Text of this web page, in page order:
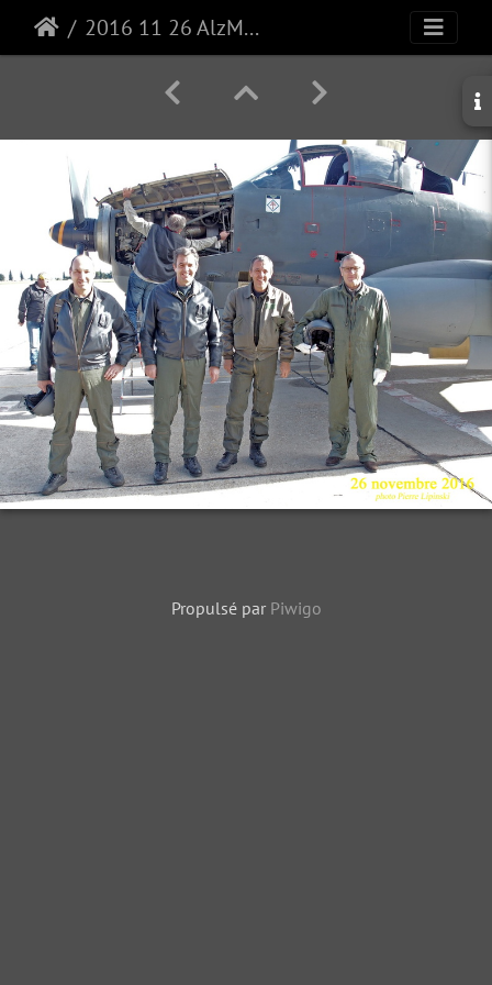
2016 11 26 AlzMar ALZ59 6559 L'équipage au retour de vol 2
Propulsé par Piwigo